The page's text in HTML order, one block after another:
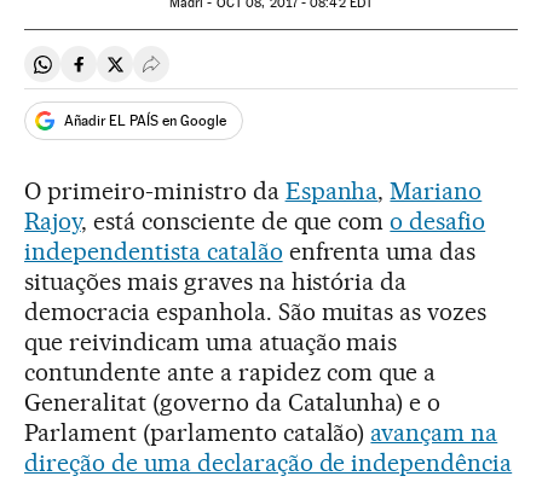
Compartir en Whatsapp
Compartir en Facebook
Compartir en Twitter
Desplegar Redes Sociales
Añadir EL PAÍS en Google
O primeiro-ministro da Espanha,Mariano
Rajoy, está consciente de que como desafio
independentista catalão enfrenta uma das
situações mais graves na história da
democracia espanhola. São muitas as vozes
que reivindicam uma atuação mais
contundente ante a rapidez com que a
Generalitat (governo da Catalunha) e o
Parlament (parlamento catalão) avançam na
direção de uma declaração de independência